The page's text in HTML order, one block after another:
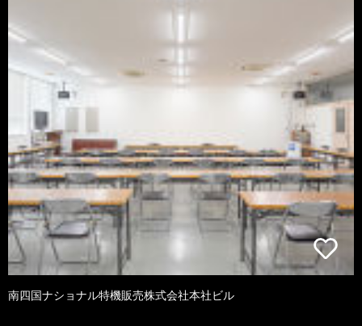
南四国ナショナル特機販売株式会社本社ビル